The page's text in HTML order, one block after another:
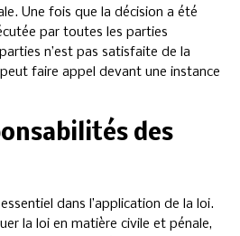
Une fois que la décision a été
par toutes les parties
n’est pas satisfaite de la
faire appel devant une instance
des
dans l’application de la loi.
la loi en matière civile et pénale,